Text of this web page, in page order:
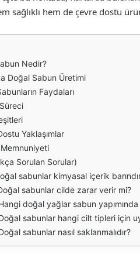
sağlıklı hem de çevre dostu
Nedir?
Doğal Sabun Üretimi
Faydaları
Yaklaşımlar
Sorulan Sorular)
sabunlar kimyasal içerik
sabunlar cilde zarar verir mi?
doğal yağlar sabun yapımında
sabunlar hangi cilt tipleri için
sabunlar nasıl saklanmalıdır?